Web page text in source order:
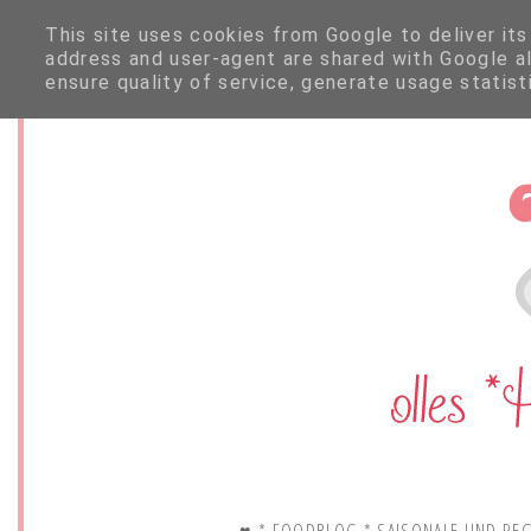
This site uses cookies from Google to deliver
address and user-agent are shared with
ensure quality of service, generate usage